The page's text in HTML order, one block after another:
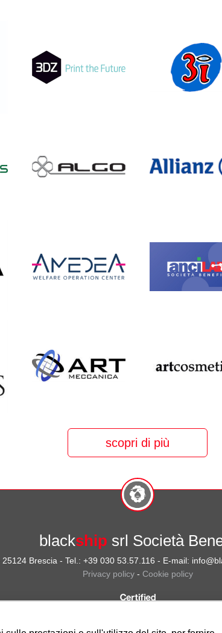
scopri di più
blackship srl Società
Brescia - Tel.: +39 030 53.57.116 - E-mail:
Privacy policy- Cookie policy